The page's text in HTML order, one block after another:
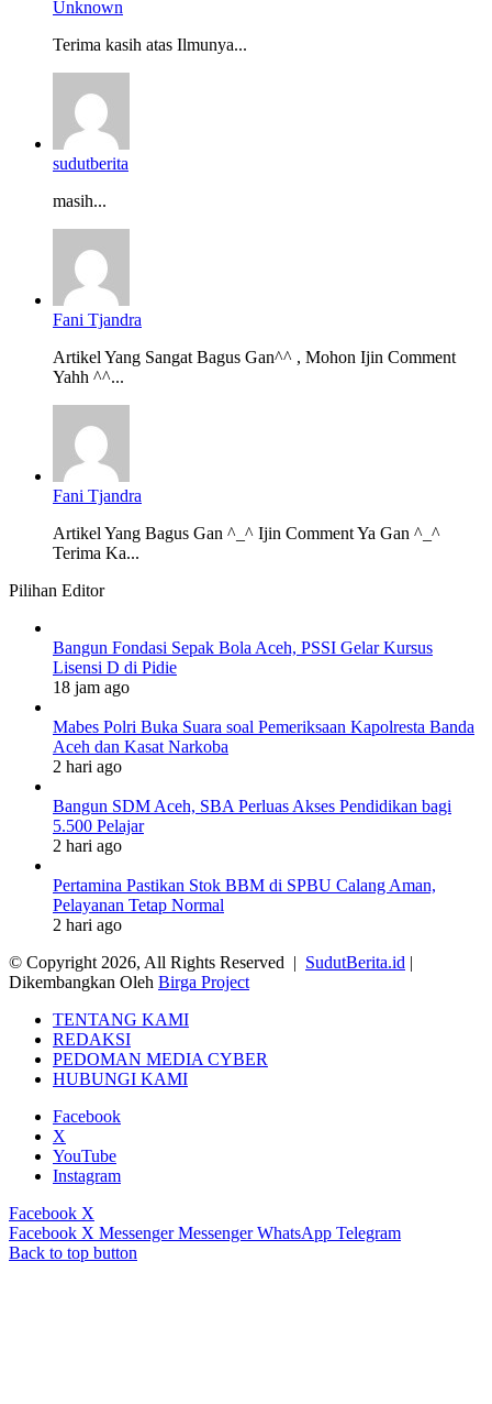
Unknown
Terima kasih atas Ilmunya...
sudutberita
masih...
Fani Tjandra
Artikel Yang Sangat Bagus Gan^^ , Mohon Ijin Comment
Yahh ^^...
Fani Tjandra
Artikel Yang Bagus Gan ^_^ Ijin Comment Ya Gan ^_^
Terima Ka...
Pilihan Editor
Bangun Fondasi Sepak Bola Aceh, PSSI Gelar Kursus
Lisensi D di Pidie
18 jam ago
Mabes Polri Buka Suara soal Pemeriksaan Kapolresta Banda
Aceh dan Kasat Narkoba
2 hari ago
Bangun SDM Aceh, SBA Perluas Akses Pendidikan bagi
5.500 Pelajar
2 hari ago
Pertamina Pastikan Stok BBM di SPBU Calang Aman,
Pelayanan Tetap Normal
2 hari ago
© Copyright 2026, All Rights Reserved | SudutBerita.id |
Dikembangkan Oleh Birga Project
TENTANG KAMI
REDAKSI
PEDOMAN MEDIA CYBER
HUBUNGI KAMI
Facebook
X
YouTube
Instagram
Facebook X
Facebook X Messenger Messenger WhatsApp Telegram
Back to top button